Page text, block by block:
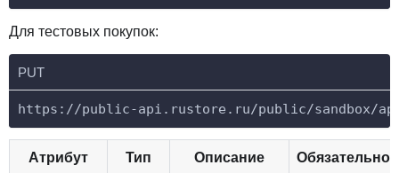
Для тестовых покупок:
PUT
https://public-api.rustore.ru/public/sandbox/
Атрибут Тип Описание